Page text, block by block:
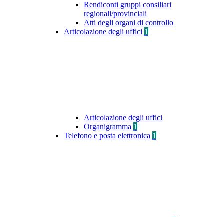
Rendiconti gruppi consiliari
regionali/provinciali
Atti degli organi di controllo
Articolazione degli uffici 1
Articolazione degli uffici
Organigramma 1
Telefono e posta elettronica 1